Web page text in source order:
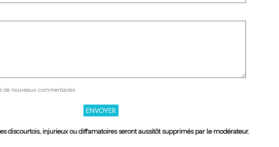
de nouveaux commentaires
discourtois, injurieux ou diffamatoires seront aussitôt supprimés par le modérateur.